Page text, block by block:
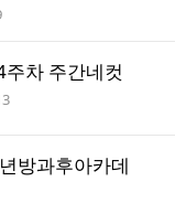
회수
차 주간네컷
회수
방과후아카데